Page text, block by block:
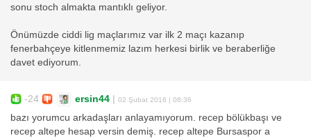
sonu stoch almakta mantıklı geliyor.
Önümüzde ciddi lig maçlarımız var ilk 2 maçı kazanıp
fenerbahçeye kitlenmemiz lazım herkesi birlik ve beraberliğe
davet ediyorum.
-24 ersin44 02 Şubat 2016 | 08:36
bazı yorumcu arkadaşları anlayamıyorum. recep bölükbaşı ve
recep altepe hesap versin demiş. recep altepe Bursaspor a